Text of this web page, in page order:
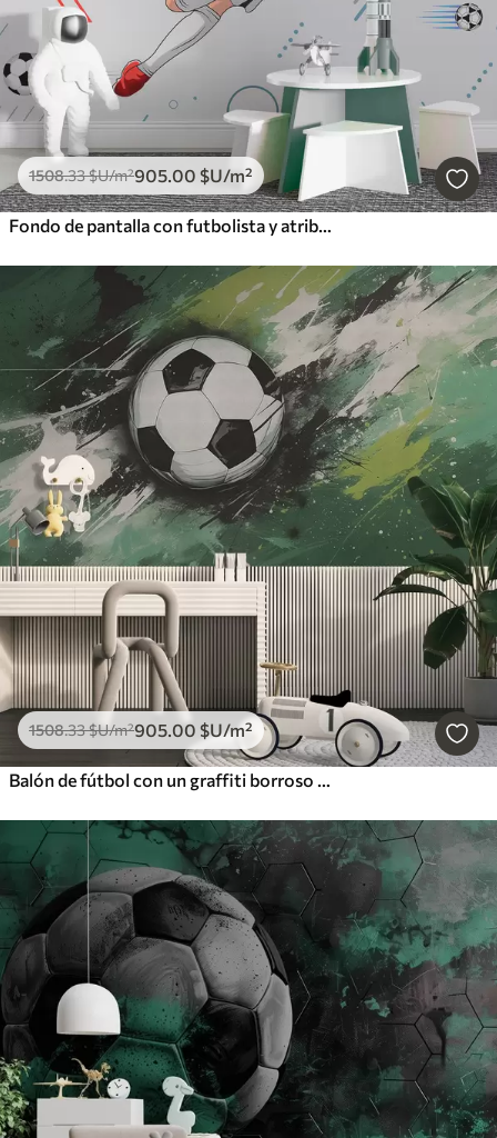
1508.33$U/m²905.00 $U/m²
Fondo de pantalla con futbolista y atributos futbolísticos
1508.33$U/m²905.00 $U/m²
Balón de fútbol con un graffiti borroso de fondo